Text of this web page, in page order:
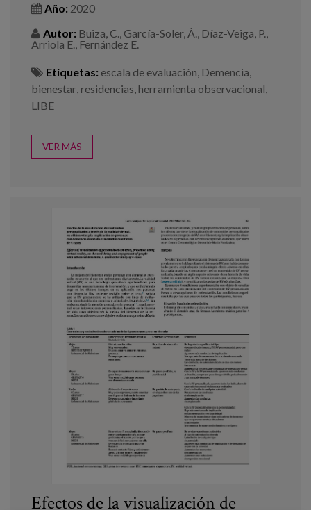
Año: 2020
Autor: Buiza, C., García-Soler, Á., Díaz-Veiga, P.,
Arriola E., Fernández E.
Etiquetas: escala de evaluación, Demencia,
bienestar,residencias,herramienta observacional,
LIBE
VER MÁS
Efectos de la visualización de